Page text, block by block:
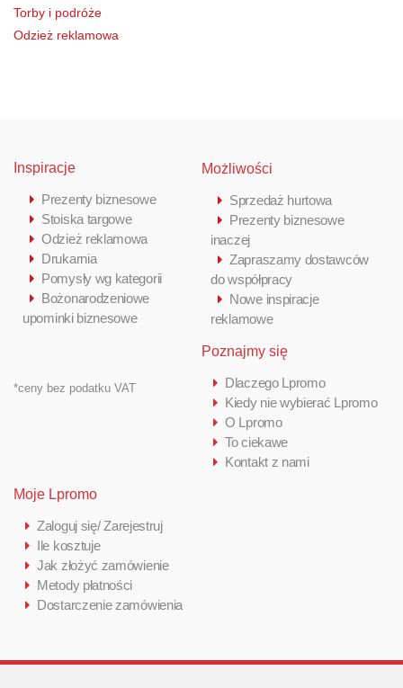
Torby i podróże
Odzież reklamowa
Inspiracje
Prezenty biznesowe
Stoiska targowe
Odzież reklamowa
Drukarnia
Pomysły wg kategorii
Bożonarodzeniowe
upominki biznesowe
*ceny bez podatku VAT
Możliwości
Sprzedaż hurtowa
Prezenty biznesowe
inaczej
Zapraszamy dostawców
do współpracy
Nowe inspiracje
reklamowe
Poznajmy się
Dlaczego Lpromo
Kiedy nie wybierać Lpromo
O Lpromo
To ciekawe
Kontakt z nami
Moje Lpromo
Zaloguj się/ Zarejestruj
Ile kosztuje
Jak złożyć zamówienie
Metody płatności
Dostarczenie zamówienia